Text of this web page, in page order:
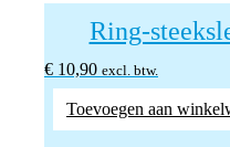
Ring-
€ 10,90 excl. btw.
Toevoegen aan